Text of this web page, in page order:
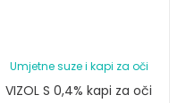
Umjetne suze i kapi za oči
VIZOL S 0,4% kapi za oči